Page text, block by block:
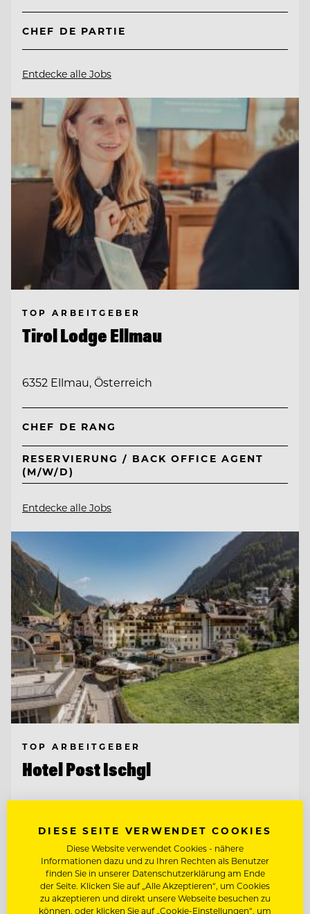
CHEF DE PARTIE
Entdecke alle Jobs
TOP ARBEITGEBER
Tirol Lodge Ellmau
6352 Ellmau, Österreich
CHEF DE RANG
RESERVIERUNG / BACK OFFICE AGENT
(M/W/D)
Entdecke alle Jobs
TOP ARBEITGEBER
Hotel Post Ischgl
ZAHLKELLNER (M/W/D)
RESTAURANTLEITER (M/W/D)
DIESE SEITE VERWENDET COOKIES
Diese Website verwendet Cookies - nähere
Informationen dazu und zu Ihren Rechten als Benutzer
finden Sie in unserer Datenschutzerklärung am Ende
der Seite. Klicken Sie auf „Alle Akzeptieren“, um Cookies
zu akzeptieren und direkt unsere Webseite besuchen zu
können, oder klicken Sie auf „Cookie-Einstellungen“, um